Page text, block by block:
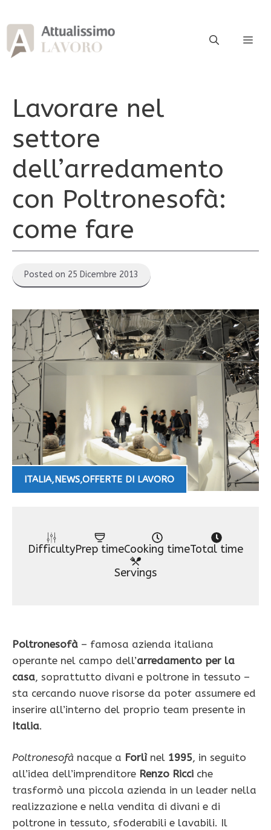
al
contenuto
Lavorare nel
settore
dell’arredamento
con Poltronesofà:
come fare
Posted on 25 Dicembre 2013
ITALIA,NEWS,OFFERTE DI LAVORO
DifficultyPrep timeCooking timeTotal time
Servings
Poltronesofà – famosa azienda italiana
operante nel campo dell’arredamento per la
casa, soprattutto divani e poltrone in tessuto –
sta cercando nuove risorse da poter assumere ed
inserire all’interno del proprio team presente in
Italia.
Poltronesofà nacque a Forlìnel 1995, in seguito
all’idea dell’imprenditore Renzo Ricci che
trasformò una piccola azienda in un leader nella
realizzazione e nella vendita di divani e di
poltrone in tessuto, sfoderabili e lavabili. Il